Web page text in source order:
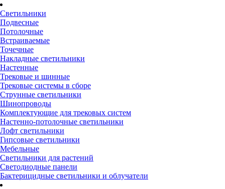
Светильники
Подвесные
Потолочные
Встраиваемые
Точечные
Накладные светильники
Настенные
Трековые и шинные
Трековые системы в сборе
Струнные светильники
Шинопроводы
Комплектующие для трековых систем
Настенно-потолочные светильники
Лофт светильники
Гипсовые светильники
Мебельные
Светильники для растений
Светодиодные панели
Бактерицидные светильники и облучатели